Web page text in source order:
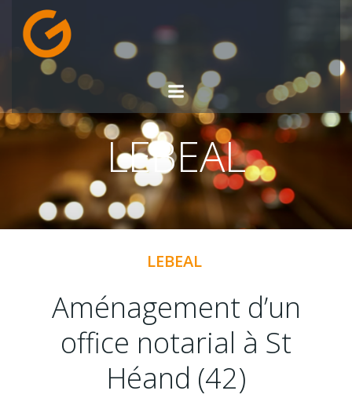
contenu
LEBEAL
LEBEAL
Aménagement d’un
office notarial à St
Héand (42)